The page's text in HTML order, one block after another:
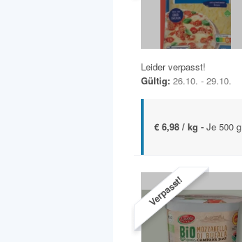
Leider verpasst!
Gültig: 26.10. - 29.10.
€ 6,98 / kg - Je 500 g
Verpasst!